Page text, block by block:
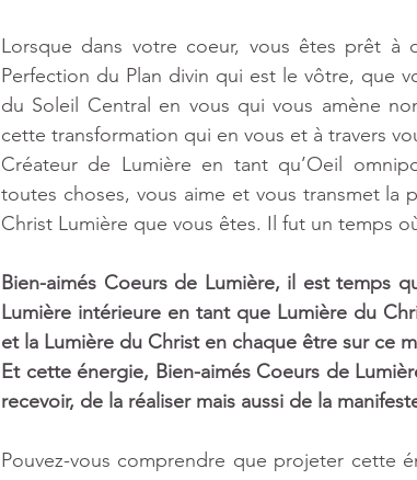
Lorsque dans votre coeur, vous êtes prêt à
Perfection du Plan divin qui est le vôtre, que
du Soleil Central en vous qui vous amène
cette transformation qui en vous et à travers
Créateur de Lumière en tant qu’Oeil
toutes choses, vous aime et vous transmet la
Christ Lumière que vous êtes. Il fut un temps
Bien-aimés Coeurs de Lumière, il est temps
Lumière intérieure en tant que Lumière du
et la Lumière du Christ en chaque être sur ce
Et cette énergie, Bien-aimés Coeurs de
recevoir, de la réaliser mais aussi de la
Pouvez-vous comprendre que projeter cette